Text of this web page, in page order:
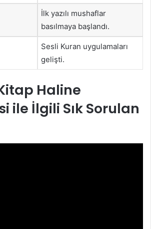
İlk yazılı mushaflar
basılmaya başlandı.
Sesli Kuran uygulamaları
gelişti.
Haline
ile İlgili Sık Sorulan